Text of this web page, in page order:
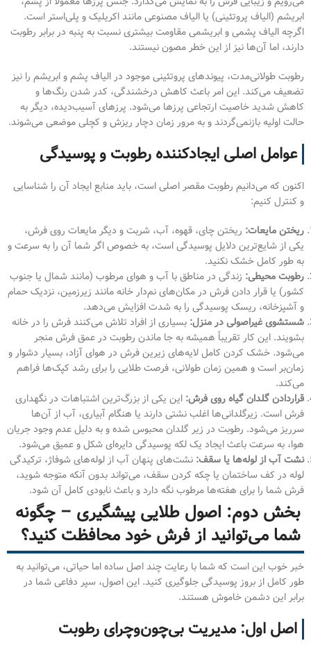
ابریشم (الیاف پروتئینی) یا الیاف مصنوعی مانند اکریلیک و پلی‌استر است.
اگرچه الیاف پشمی و ابریشمی مقاومت بیشتری نسبت به پنبه در برابر رطوبت
دارند، اما آن‌ها نیز از این خطر مصون نیستند.
رطوبت طولانی‌مدت، پیوندهای پروتئینی موجود در الیاف پشم و ابریشم را نیز
تضعیف می‌کند. این امر باعث کاهش درخشندگی، کدر شدن رنگ‌ها و
کاهش شدید خاصیت ارتجاعی پرزها می‌شود. پرزهای آسیب‌دیده، دیگر به
حالت اولیه بازنمی‌گردند و به مرور زمان دچار ریزش و کچلی موضعی می‌شوند.
عوامل اصلی ایجادکننده رطوبت و پوسیدگی
اکنون که می‌دانیم رطوبت مقصر اصلی است، باید منابع ایجاد آن را شناسایی
و کنترل کنیم:
ریختن مایعات: ریختن چای، قهوه، آب، شربت و دیگر مایعات روی فرش،
یکی از شایع‌ترین دلایل پوسیدگی است، به خصوص اگر شما آن را به سرعت و
به طور کامل خشک نکنید.
رطوبت محیطی: زندگی در مناطق با آب و هوای مرطوب (مانند شمال یا جنوب
کشور) یا قرار دادن فرش در مکان‌های نم‌دار خانه مانند زیرزمین، نزدیک حمام
و آشپزخانه، ریسک پوسیدگی را به شدت افزایش می‌دهد.
شستشوی غیراصولی در منزل: بسیاری از افراد تلاش می‌کنند فرش را در خانه
بشویند. این کار تقریباً همیشه به جا ماندن رطوبت در عمق فرش منجر
می‌شود. خشک کردن کامل لایه‌های زیرین فرش در هوای آزاد، بسیار دشوار و
زمان‌بر است و همین زمان طولانی، فرصت طلایی را برای رشد کپک‌ها فراهم
می‌کند.
قراردادن گلدان گیاه روی فرش: این یکی از بزرگ‌ترین اشتباهات در نگهداری
فرش است. زیرگلدانی‌ها اغلب نشتی دارند یا هنگام آبیاری، آب از آن‌ها
سرریز می‌شود. رطوبت در زیر گلدان محبوس شده و به دلیل عدم وجود جریان
هوا، به سرعت باعث ایجاد یک لکه پوسیدگی دایره‌ای شکل و عمیق می‌شود.
نشت آب از لوله‌ها یا سقف: نشت‌های پنهان آب از لوله‌های شوفاژ، ترکیدگی
لوله در کف ساختمان یا چکه کردن سقف، می‌تواند بدون آنکه متوجه شوید،
فرش شما را برای هفته‌ها مرطوب نگه دارد و باعث نابودی کامل آن شود.
بخش دوم: اصول طلایی پیشگیری – چگونه
شما می‌توانید از فرش خود محافظت کنید؟
خبر خوب این است که شما با رعایت چند اصل ساده اما حیاتی، می‌توانید به
طور کامل از بروز پوسیدگی جلوگیری کنید. این اصول، سپر دفاعی شما در
برابر این دشمن خاموش هستند.
اصل اول: مدیریت بی‌چون‌وچرای رطوبت